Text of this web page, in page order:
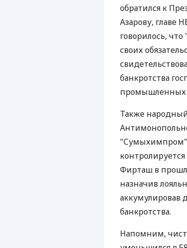
обратился к
Азарову, главе
говорилось,
своих
банкротства
промышленных
Также
"Сумыхимпром"
Фирташ в
назначив
аккумулировав
банкротства.
Напомним,